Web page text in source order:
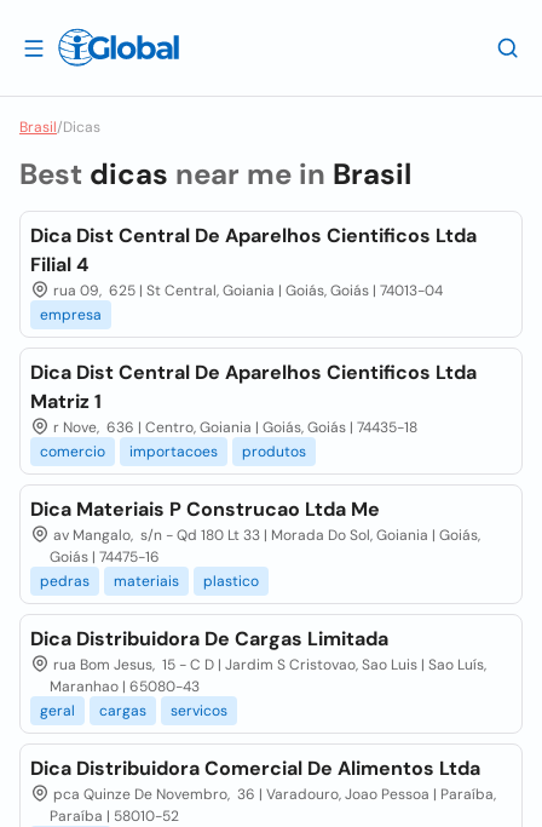
Brasil/Dicas
Best dicas near me in Brasil
Dica Dist Central De Aparelhos Cientificos Ltda
Filial 4
rua 09, 625 | St Central, Goiania | Goiás, Goiás | 74013-04
empresa
Dica Dist Central De Aparelhos Cientificos Ltda
Matriz 1
r Nove, 636 | Centro, Goiania | Goiás, Goiás | 74435-18
comercio
importacoes produtos
Dica Materiais P Construcao Ltda Me
av Mangalo, s/n - Qd 180 Lt 33 | Morada Do Sol, Goiania | Goiás,
Goiás | 74475-16
pedras
materiais plastico
Dica Distribuidora De Cargas Limitada
rua Bom Jesus, 15 - C D | Jardim S Cristovao, Sao Luis | Sao Luís,
Maranhao | 65080-43
geral
cargas servicos
Dica Distribuidora Comercial De Alimentos Ltda
pca Quinze De Novembro, 36 | Varadouro, Joao Pessoa | Paraíba,
Paraíba | 58010-52